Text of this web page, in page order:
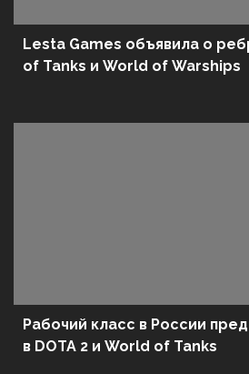
Lesta Games объявила о
of Tanks и World of Warships
Рабочий класс в России
в DOTA 2 и World of Tanks